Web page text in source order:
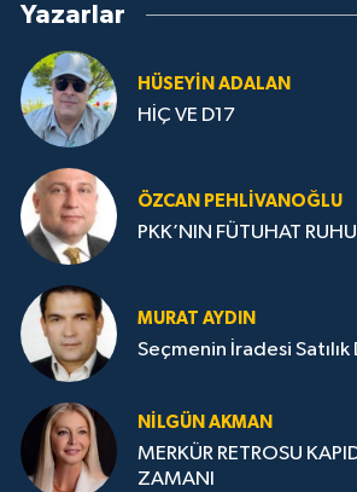
Yazarlar
HÜSEYIN ADALAN
HİÇ VE D17
ÖZCAN PEHLIVANOĞLU
PKK’NIN FÜTUHAT
MURAT AYDIN
Seçmenin İradesi
NILGÜN AKMAN
MERKÜR RETROSU
ZAMANI